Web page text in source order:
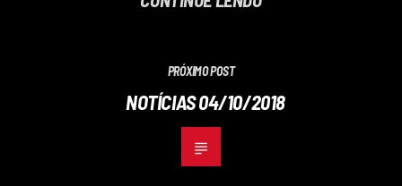
PRÓXIMO POST
NOTÍCIAS 04/10/2018